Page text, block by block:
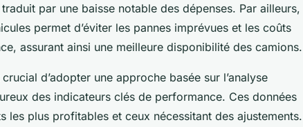
par une baisse notable des dépenses. Par ailleurs,
permet d’éviter les pannes imprévues et les coûts
assurant ainsi une meilleure disponibilité des camions.
d’adopter une approche basée sur l’analyse
des indicateurs clés de performance. Ces données
les plus profitables et ceux nécessitant des ajustements.